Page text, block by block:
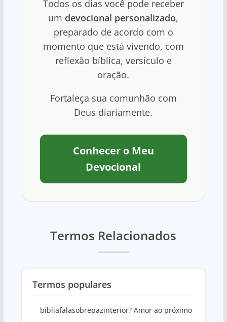
Todos os dias você pode receber
um devocional personalizado,
preparado de acordo com o
momento que está vivendo, com
reflexão bíblica, versículo e
oração.
Fortaleça sua comunhão com
Deus diariamente.
Conhecer o Meu
Devocional
Termos Relacionados
Termos populares
bíbliafalasobrepazinterior? Amor ao próximo